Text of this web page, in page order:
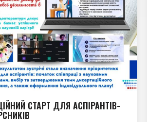
СТАРТ ДЛЯ АСПІРАНТІВ-